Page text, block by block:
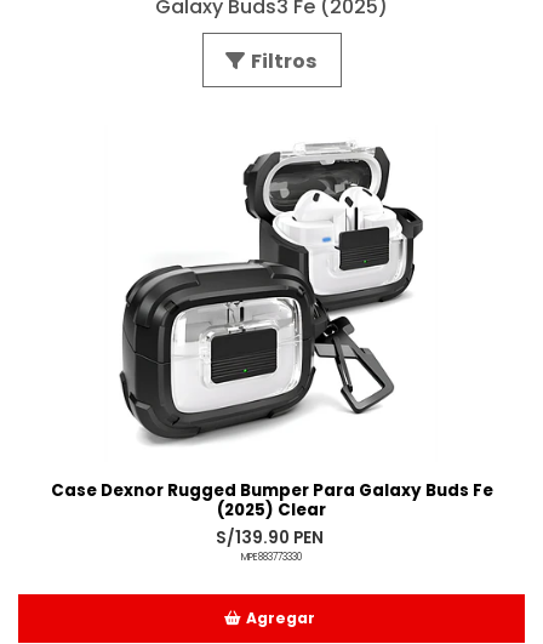
Galaxy Buds3 Fe (2025)
Filtros
Case Dexnor Rugged Bumper Para Galaxy Buds Fe
(2025) Clear
S/139.90 PEN
MPE883773330
Agregar